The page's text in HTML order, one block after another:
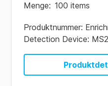
Menge: 100 items
Produktnummer:
Detection Device: